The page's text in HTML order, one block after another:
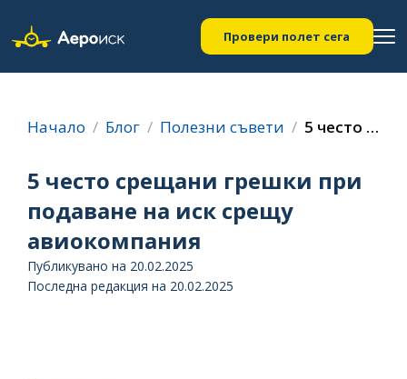
Провери полет сега
Начало Блог Полезни съвети 5 често срещани грешки при подаване на иск срещу авиокомпания
5 често срещани грешки при
подаване на иск срещу
авиокомпания
Публикувано на 20.02.2025
Последна редакция на 20.02.2025